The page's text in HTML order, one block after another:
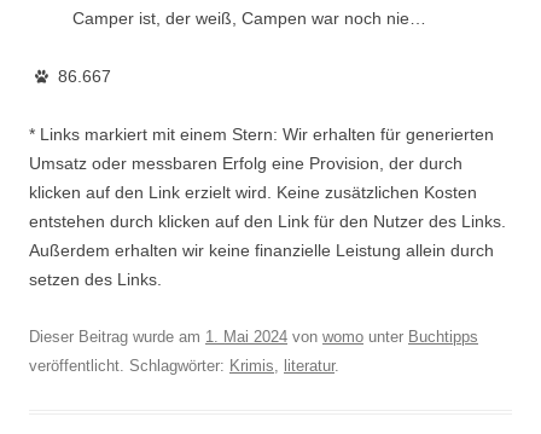
Camper ist, der weiß, Campen war noch nie…
86.667
* Links markiert mit einem Stern: Wir erhalten für generierten
Umsatz oder messbaren Erfolg eine Provision, der durch
klicken auf den Link erzielt wird. Keine zusätzlichen Kosten
entstehen durch klicken auf den Link für den Nutzer des Links.
Außerdem erhalten wir keine finanzielle Leistung allein durch
setzen des Links.
Dieser Beitrag wurde am 1. Mai 2024 von womo unter Buchtipps
veröffentlicht. Schlagwörter: Krimis, literatur.